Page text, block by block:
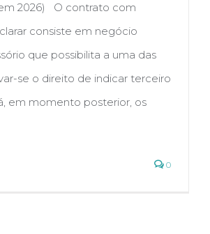
2026) O contrato com
consiste em negócio
que possibilita a uma das
se o direito de indicar terceiro
em momento posterior, os
0